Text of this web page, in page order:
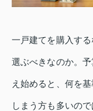
一戸建てを購入す
選ぶべきなのか。
え始めると、何を
しまう方も多いの